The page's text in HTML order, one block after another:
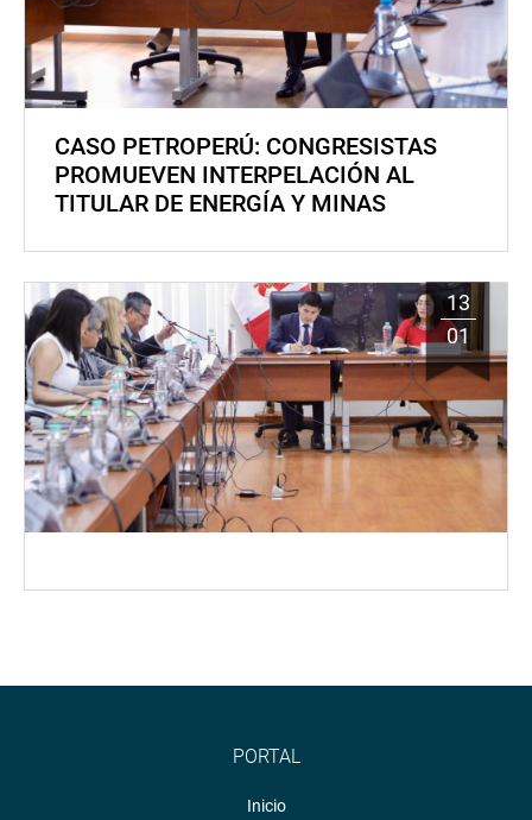
CASO PETROPERÚ: CONGRESISTAS
PROMUEVEN INTERPELACIÓN AL
TITULAR DE ENERGÍA Y MINAS
13
01
PORTAL
Inicio